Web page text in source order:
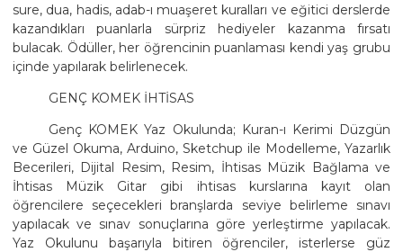
sure, dua, hadis, adab-ı muaşeret kuralları ve eğitici derslerde
kazandıkları puanlarla sürpriz hediyeler kazanma fırsatı
bulacak. Ödüller, her öğrencinin puanlaması kendi yaş grubu
içinde yapılarak belirlenecek.
GENÇ KOMEK İHTİSAS
Genç KOMEK Yaz Okulunda; Kuran-ı Kerimi Düzgün
ve Güzel Okuma, Arduino, Sketchup ile Modelleme, Yazarlık
Becerileri, Dijital Resim, Resim, İhtisas Müzik Bağlama ve
İhtisas Müzik Gitar gibi ihtisas kurslarına kayıt olan
öğrencilere seçecekleri branşlarda seviye belirleme sınavı
yapılacak ve sınav sonuçlarına göre yerleştirme yapılacak.
Yaz Okulunu başarıyla bitiren öğrenciler, isterlerse güz